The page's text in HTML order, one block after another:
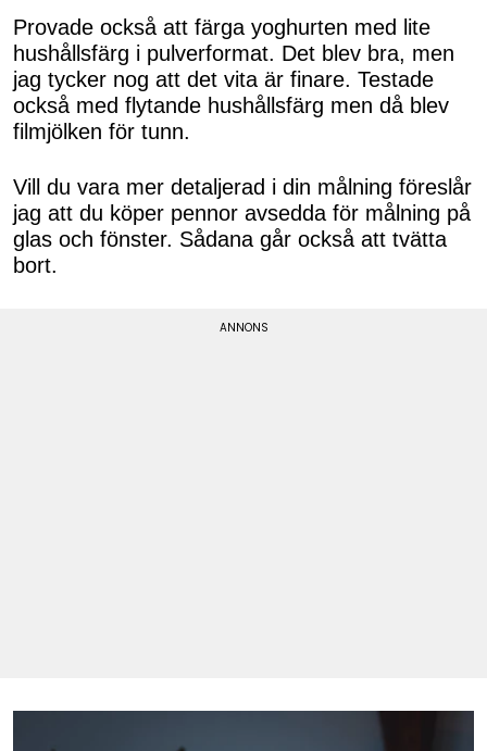
Provade också att färga yoghurten med lite
hushållsfärg i pulverformat. Det blev bra, men
jag tycker nog att det vita är finare. Testade
också med flytande hushållsfärg men då blev
filmjölken för tunn.
Vill du vara mer detaljerad i din målning föreslår
jag att du köper pennor avsedda för målning på
glas och fönster. Sådana går också att tvätta
bort.